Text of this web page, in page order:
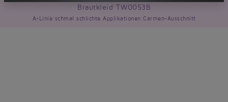
Brautkleid TW0053B
A-Linie schmal schlichte Applikationen Carmen-Ausschnitt